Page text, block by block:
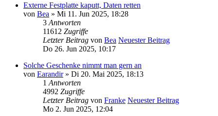
Externe Festplatte kaputt, Daten retten
von Bea » Mi 11. Jun 2025, 18:28
3 Antworten
11612 Zugriffe
Letzter Beitrag von Bea Neuester Beitrag
Do 26. Jun 2025, 10:17
Solche Geschenke nimmt man gern an
von Earandir» Di 20. Mai 2025, 18:13
1 Antworten
4992 Zugriffe
Letzter Beitrag von Franke Neuester Beitrag
Mo 2. Jun 2025, 12:04